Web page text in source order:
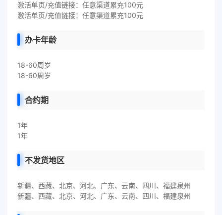
激活单页/充值链接：任意渠道累充100元
激活单页/充值链接：任意渠道累充100元
办卡年龄
18-60周岁
18-60周岁
合约期
1年
1年
不发货地区
新疆、西藏、北京、河北、广东、云南、四川、福建泉州
新疆、西藏、北京、河北、广东、云南、四川、福建泉州